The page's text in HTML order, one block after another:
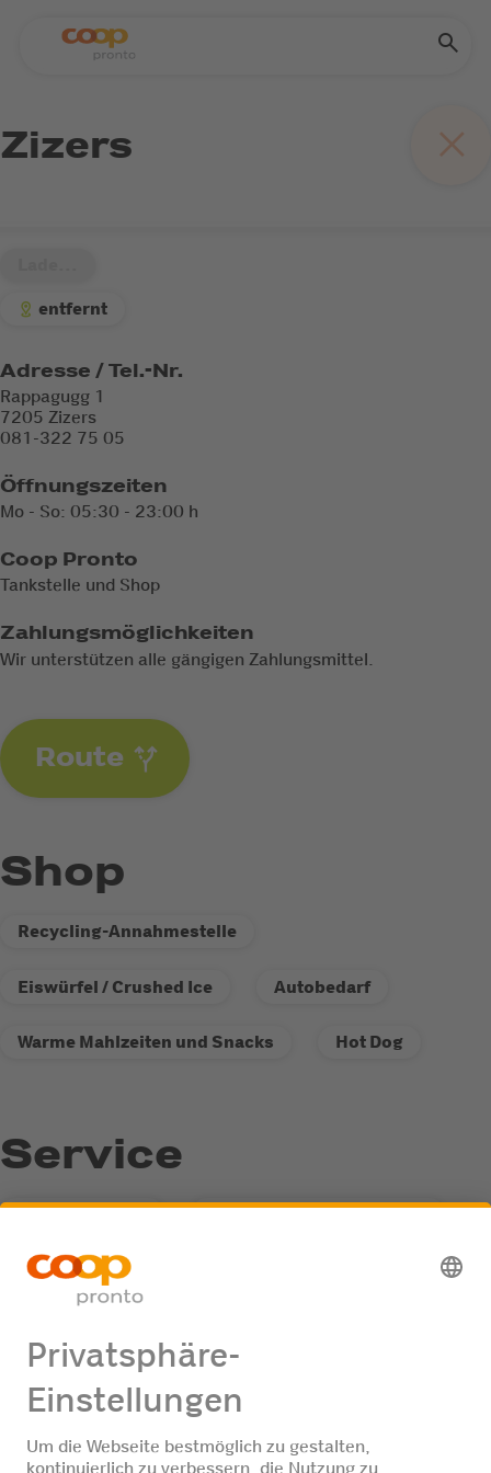
Zizers
entfernt
Adresse / Tel.-Nr.
Rappagugg 1
7205 Zizers
081-322 75 05
Öffnungszeiten
Mo - So: 05:30 - 23:00 h
Coop Pronto
Tankstelle und Shop
Zahlungsmöglichkeiten
Wir unterstützen alle gängigen Zahlungsmittel.
Route
Shop
Recycling-Annahmestelle
Eiswürfel / Crushed Ice Autobedarf
Warme Mahlzeiten und Snacks Hot Dog
Service
Fastline-Tankautomat
Jobangebote